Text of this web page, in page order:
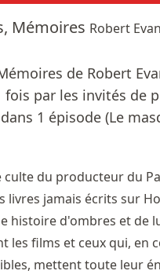
Mémoires Robert
de Robert
fois par les invités de
1 épisode (Le
culte du producteur du
livres jamais écrits sur
histoire d'ombres et de
les films et ceux qui, en
mettent toute leur